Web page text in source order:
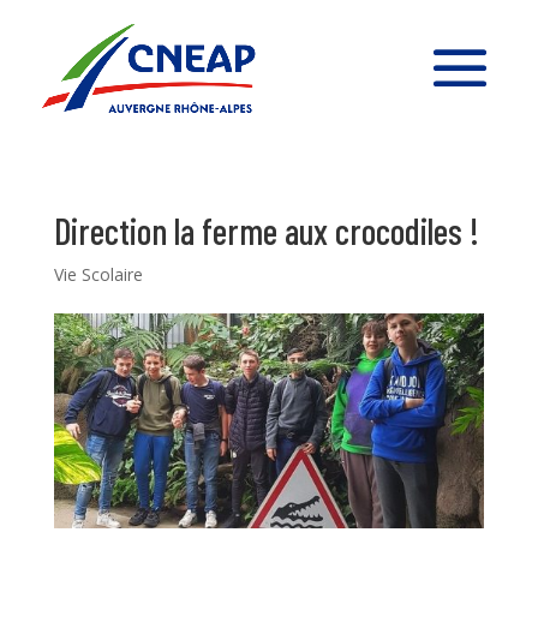
Direction la ferme aux crocodiles !
Vie Scolaire